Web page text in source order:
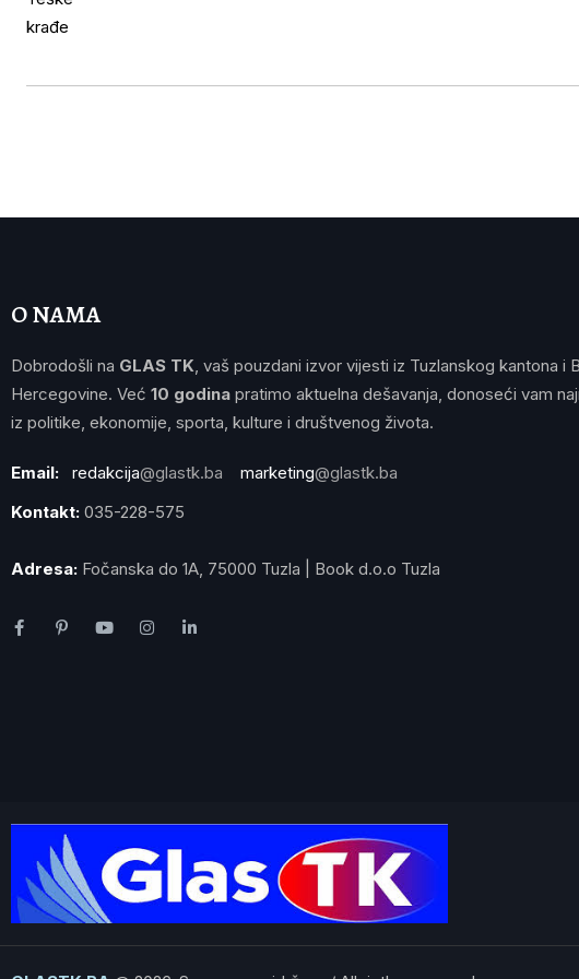
O NAMA
Dobrodošli na GLAS TK, vaš pouzdani izvor vijesti iz Tuzlanskog kantona i
Hercegovine. Već 10 godina pratimo aktuelna dešavanja, donoseći vam
iz politike, ekonomije, sporta, kulture i društvenog života.
Email: redakcija@glastk.ba marketing@glastk.ba
Kontakt: 035-228-575
Adresa: Fočanska do 1A, 75000 Tuzla | Book d.o.o Tuzla